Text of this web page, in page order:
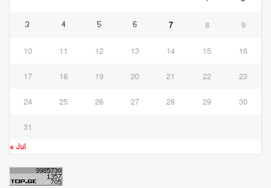
3 4 5 6 7 8 9
10 11 12 13 14 15 16
17 18 19 20 21 22 23
24 25 26 27 28 29 30
31
« Jul